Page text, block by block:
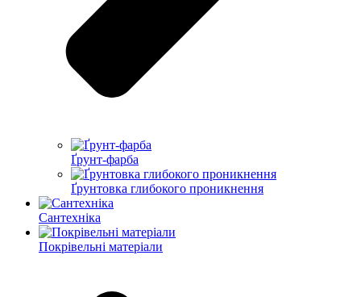
Ґрунт-фарба
Ґрунтовка глибокого проникнення
Сантехніка
Покрівельні матеріали